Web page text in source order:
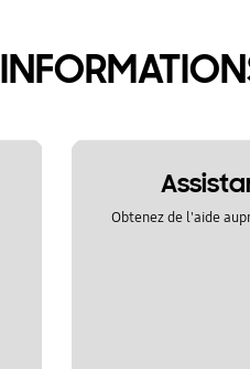
Obtenez de l'aide